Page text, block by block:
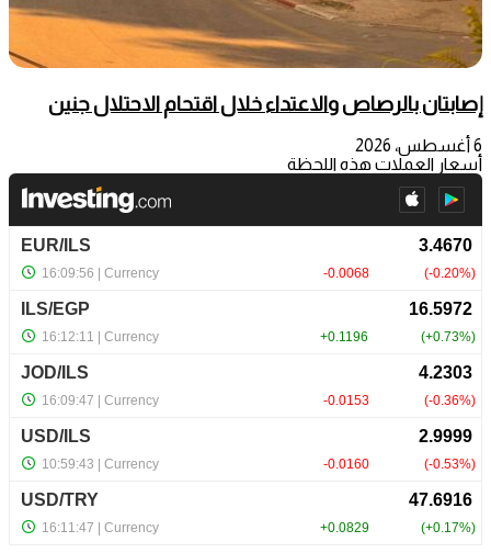
إصابتان بالرصاص والاعتداء خلال اقتحام الاحتلال جنين
6 أغسطس، 2026
أسعار العملات هذه اللحظة